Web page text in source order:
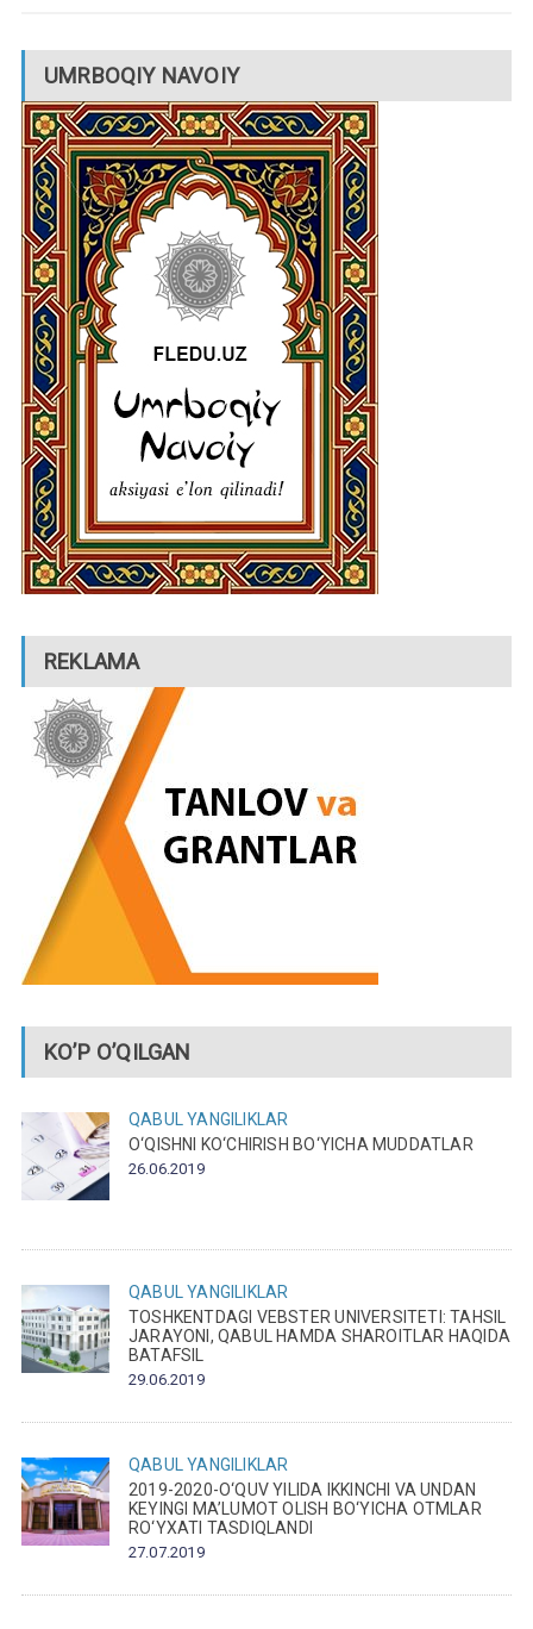
UMRBOQIY NAVOIY
REKLAMA
KO’P O’QILGAN
QABUL
YANGILIKLAR
O‘QISHNI KO‘CHIRISH BO‘YICHA MUDDATLAR
26.06.2019
QABUL
YANGILIKLAR
TOSHKENTDAGI VEBSTER UNIVERSITETI: TAHSIL
JARAYONI, QABUL HAMDA SHAROITLAR HAQIDA
BATAFSIL
29.06.2019
QABUL
YANGILIKLAR
2019-2020-O‘QUV YILIDA IKKINCHI VA UNDAN
KEYINGI MA’LUMOT OLISH BO‘YICHA OTMLAR
RO‘YXATI TASDIQLANDI
27.07.2019